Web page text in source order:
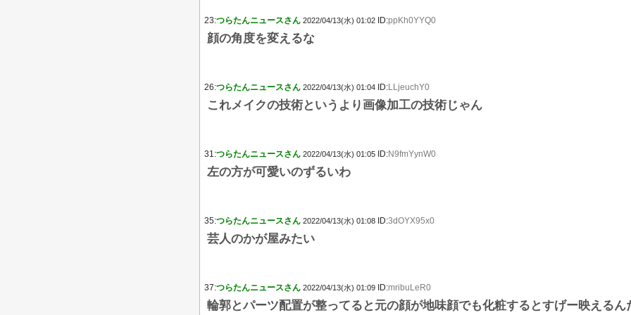
23:つらたんニュースさん 2022/04/13(水) 01:02 ID:ppKh0YYQ0
顔の角度を変えるな
26:つらたんニュースさん 2022/04/13(水) 01:04 ID:LLjeuchY0
これメイクの技術というより画像加工の技術じゃん
31:つらたんニュースさん 2022/04/13(水) 01:05 ID:N9fmYynW0
左の方が可愛いのずるいわ
35:つらたんニュースさん 2022/04/13(水) 01:08 ID:3dOYX95x0
芸人のかが屋みたい
37:つらたんニュースさん 2022/04/13(水) 01:09 ID:mribuLeR0
輪郭とパーツ配置が整ってると元の顔が地味顔でも化粧するとすげー映えるん